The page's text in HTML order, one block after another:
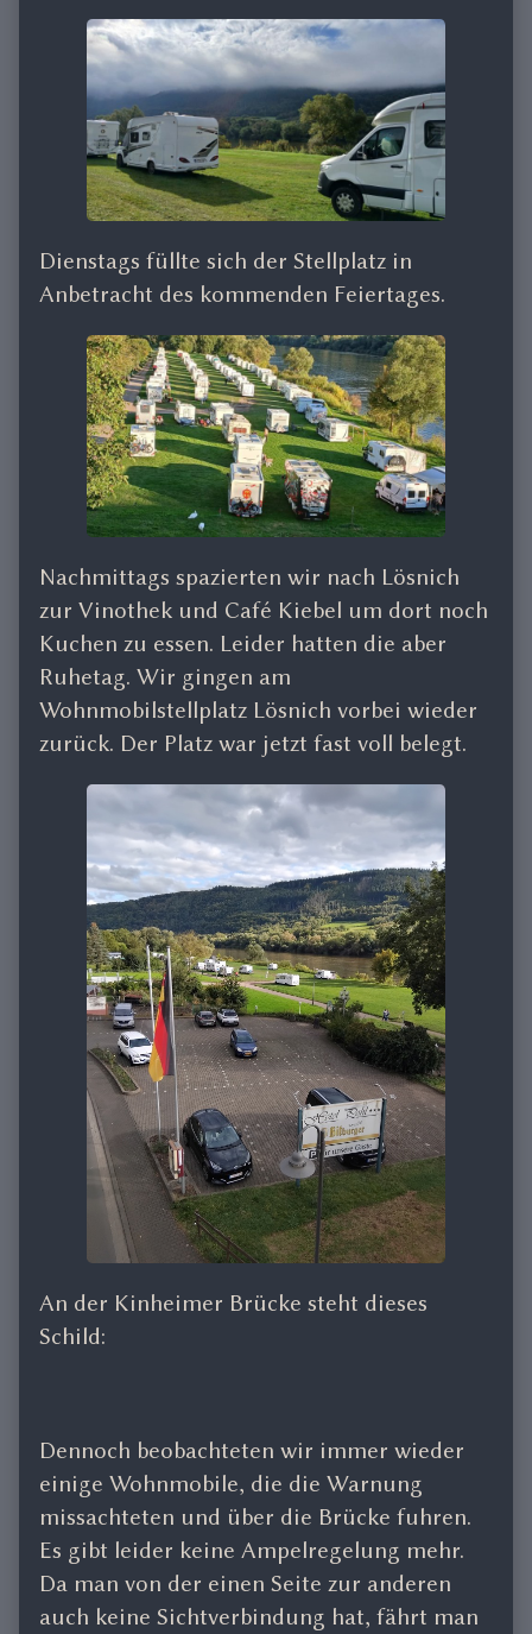
Dienstags füllte sich der Stellplatz in
Anbetracht des kommenden Feiertages.
Nachmittags spazierten wir nach Lösnich
zur Vinothek und Café Kiebel um dort noch
Kuchen zu essen. Leider hatten die aber
Ruhetag. Wir gingen am
Wohnmobilstellplatz Lösnich vorbei wieder
zurück. Der Platz war jetzt fast voll belegt.
An der Kinheimer Brücke steht dieses
Schild:
Dennoch beobachteten wir immer wieder
einige Wohnmobile, die die Warnung
missachteten und über die Brücke fuhren.
Es gibt leider keine Ampelregelung mehr.
Da man von der einen Seite zur anderen
auch keine Sichtverbindung hat, fährt man